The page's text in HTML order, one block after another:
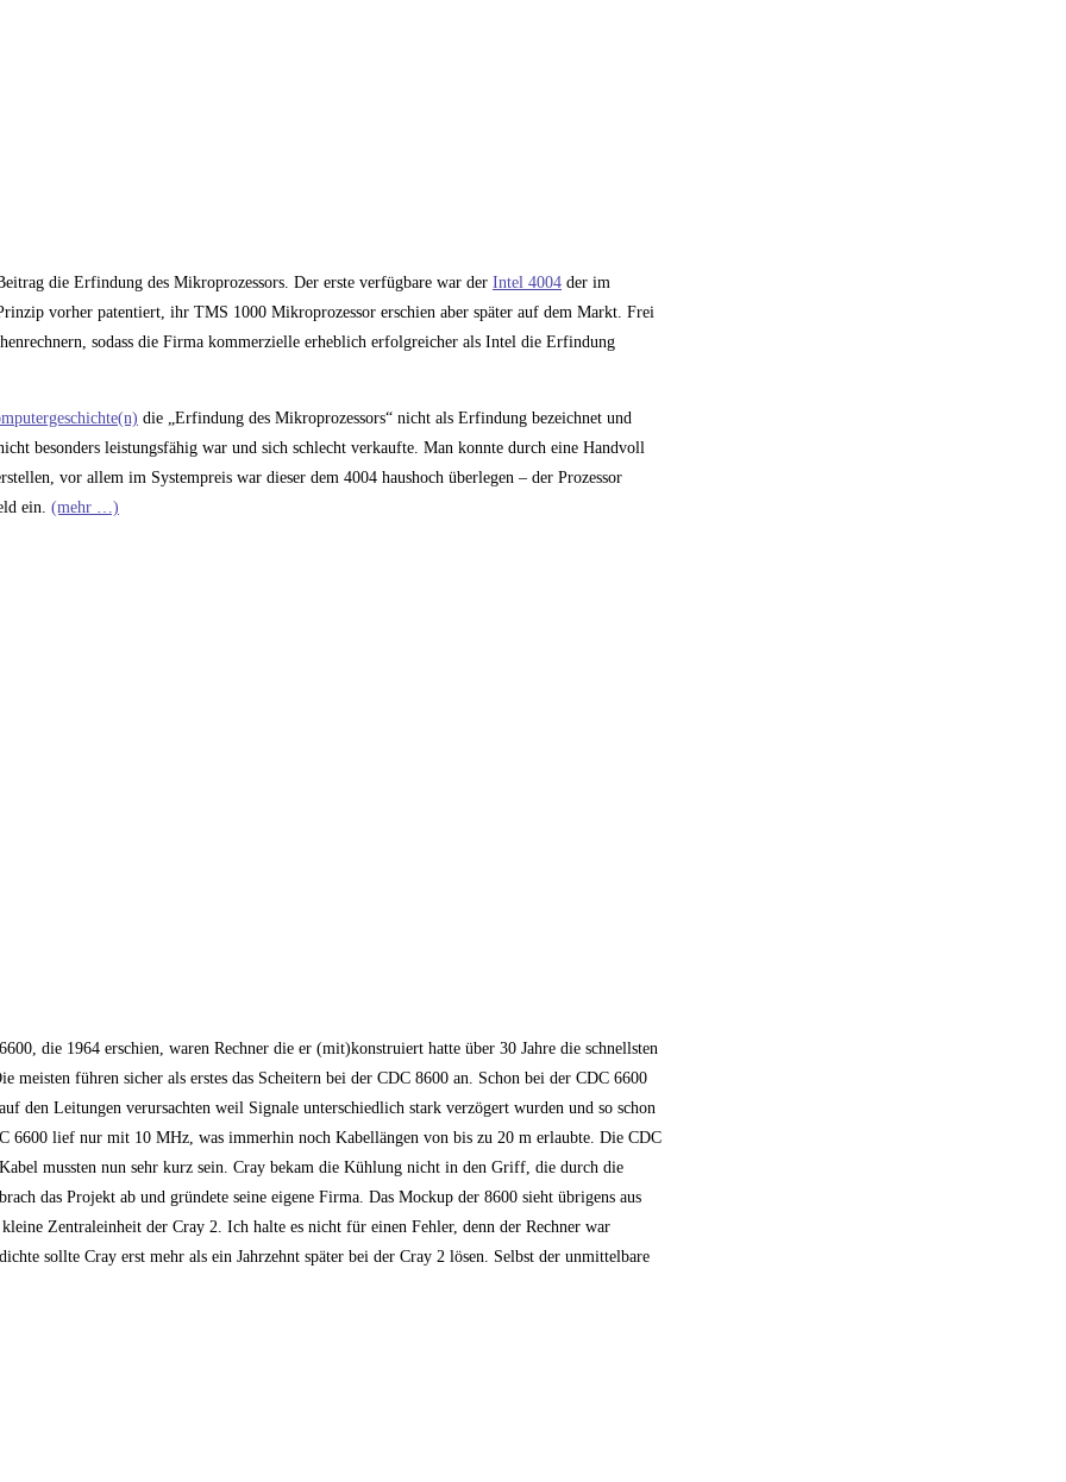
die Erfindung des Mikroprozessors. Der erste verfügbare war der Intel 4004 der im
vorher patentiert, ihr TMS 1000 Mikroprozessor erschien aber später auf dem Markt. Frei
sodass die Firma kommerzielle erheblich erfolgreicher als Intel die Erfindung
die „Erfindung des Mikroprozessors“ nicht als Erfindung bezeichnet und
besonders leistungsfähig war und sich schlecht verkaufte. Man konnte durch eine Handvoll
vor allem im Systempreis war dieser dem 4004 haushoch überlegen – der Prozessor
ein. (mehr …)
die 1964 erschien, waren Rechner die er (mit)konstruiert hatte über 30 Jahre die schnellsten
führen sicher als erstes das Scheitern bei der CDC 8600 an. Schon bei der CDC 6600
den Leitungen verursachten weil Signale unterschiedlich stark verzögert wurden und so schon
6600 lief nur mit 10 MHz, was immerhin noch Kabellängen von bis zu 20 m erlaubte. Die CDC
mussten nun sehr kurz sein. Cray bekam die Kühlung nicht in den Griff, die durch die
das Projekt ab und gründete seine eigene Firma. Das Mockup der 8600 sieht übrigens aus
Zentraleinheit der Cray 2. Ich halte es nicht für einen Fehler, denn der Rechner war
sollte Cray erst mehr als ein Jahrzehnt später bei der Cray 2 lösen. Selbst der unmittelbare